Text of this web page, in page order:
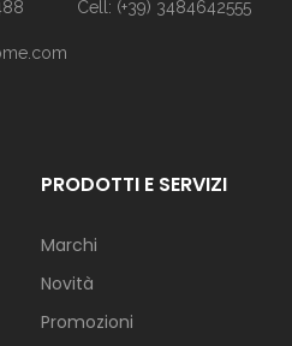
Cell: (+39) 3484642555
PRODOTTI E SERVIZI
Marchi
Novità
Promozioni